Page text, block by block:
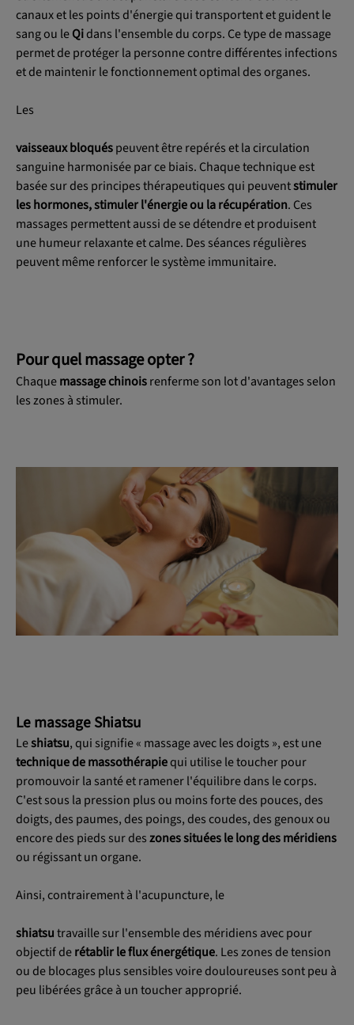
canaux et les points d'énergie qui transportent et guident le
sang ou leQidans l'ensemble du corps. Ce type de massage
permet de protéger la personne contre différentes infections
et de maintenir le fonctionnement optimal des organes.
Les
vaisseaux bloquéspeuvent être repérés et la circulation
sanguine harmonisée par ce biais. Chaque technique est
basée sur des principes thérapeutiques qui peuventstimuler
les hormones, stimuler l'énergie ou la récupération. Ces
massages permettent aussi de se détendre et produisent
une humeur relaxante et calme. Des séances régulières
peuvent même renforcer le système immunitaire.
Pour quel massage opter ?
Chaquemassage chinoisrenferme son lot d'avantages selon
les zones à stimuler.
Le massage Shiatsu
Leshiatsu, qui signifie « massage avec les doigts », est une
technique de massothérapiequi utilise le toucher pour
promouvoir la santé et ramener l'équilibre dans le corps.
C'est sous la pression plus ou moins forte des pouces, des
doigts, des paumes, des poings, des coudes, des genoux ou
encore des pieds sur deszones situées le long des méridiens
ou régissant un organe.
Ainsi, contrairement à l'acupuncture, le
shiatsutravaille sur l'ensemble des méridiens avec pour
objectif derétablir le flux énergétique. Les zones de tension
ou de blocages plus sensibles voire douloureuses sont peu à
peu libérées grâce à un toucher approprié.